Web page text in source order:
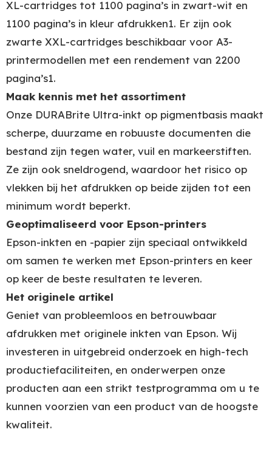
XL-cartridges tot 1100 pagina’s in zwart-wit en
1100 pagina’s in kleur afdrukken1. Er zijn ook
zwarte XXL-cartridges beschikbaar voor A3-
printermodellen met een rendement van 2200
pagina’s1.
Maak kennis met het assortiment
Onze DURABrite Ultra-inkt op pigmentbasis maakt
scherpe, duurzame en robuuste documenten die
bestand zijn tegen water, vuil en markeerstiften.
Ze zijn ook sneldrogend, waardoor het risico op
vlekken bij het afdrukken op beide zijden tot een
minimum wordt beperkt.
Geoptimaliseerd voor Epson-printers
Epson-inkten en -papier zijn speciaal ontwikkeld
om samen te werken met Epson-printers en keer
op keer de beste resultaten te leveren.
Het originele artikel
Geniet van probleemloos en betrouwbaar
afdrukken met originele inkten van Epson. Wij
investeren in uitgebreid onderzoek en high-tech
productiefaciliteiten, en onderwerpen onze
producten aan een strikt testprogramma om u te
kunnen voorzien van een product van de hoogste
kwaliteit.